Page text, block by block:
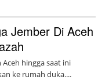
Jember Di Aceh
hingga saat ini
ke rumah duka....